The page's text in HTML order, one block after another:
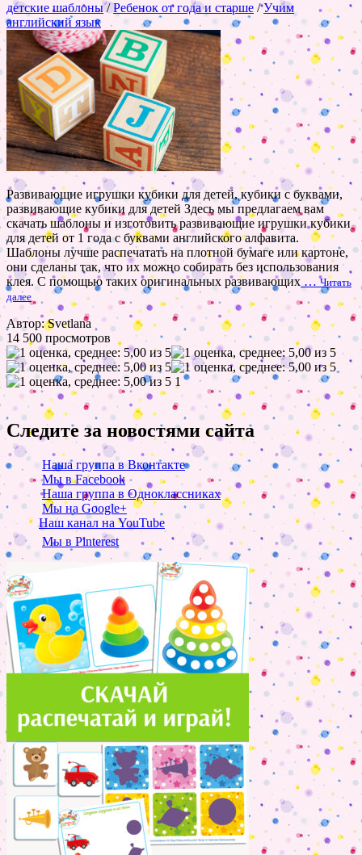
детские шаблоны/Ребенок от года и старше /Учим
английский язык
Развивающие игрушки кубики для детей, кубики с буквами,
развивающие кубики для детей Здесь мы предлагаем вам
скачать шаблоны и изготовить развивающие игрушки кубики
для детей от 1 года с буквами английского алфавита.
Шаблоны лучше распечатать на плотной бумаге или картоне,
они сделаны так, что их можно собирать без использования
клея. С помощью таких оригинальных развивающих …Читать
далее
Автор: Svetlana
14 500 просмотров
1
Следите за новостями сайта
Наша группа в Вконтакте
Мы в Facebook
Наша группа в Одноклассниках
Мы на Google+
Наш канал на YouTube
Мы в Pinterest